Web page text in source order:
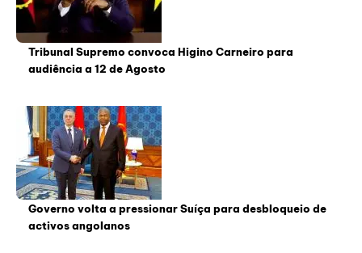
Tribunal Supremo convoca Higino Carneiro para
audiência a 12 de Agosto
Governo volta a pressionar Suíça para desbloqueio de
activos angolanos